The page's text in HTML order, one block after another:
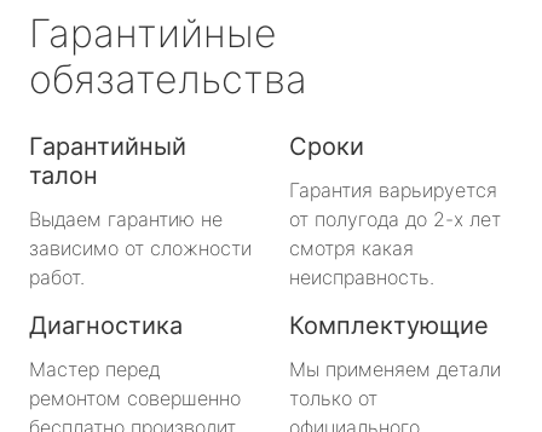
Гарантийные
обязательства
Гарантийный
талон
Выдаем гарантию не
зависимо от сложности
работ.
Сроки
Гарантия варьируется
от полугода до 2-х лет
смотря какая
неисправность.
Диагностика
Мастер перед
ремонтом совершенно
бесплатно производит
Комплектующие
Мы применяем детали
только от
официального